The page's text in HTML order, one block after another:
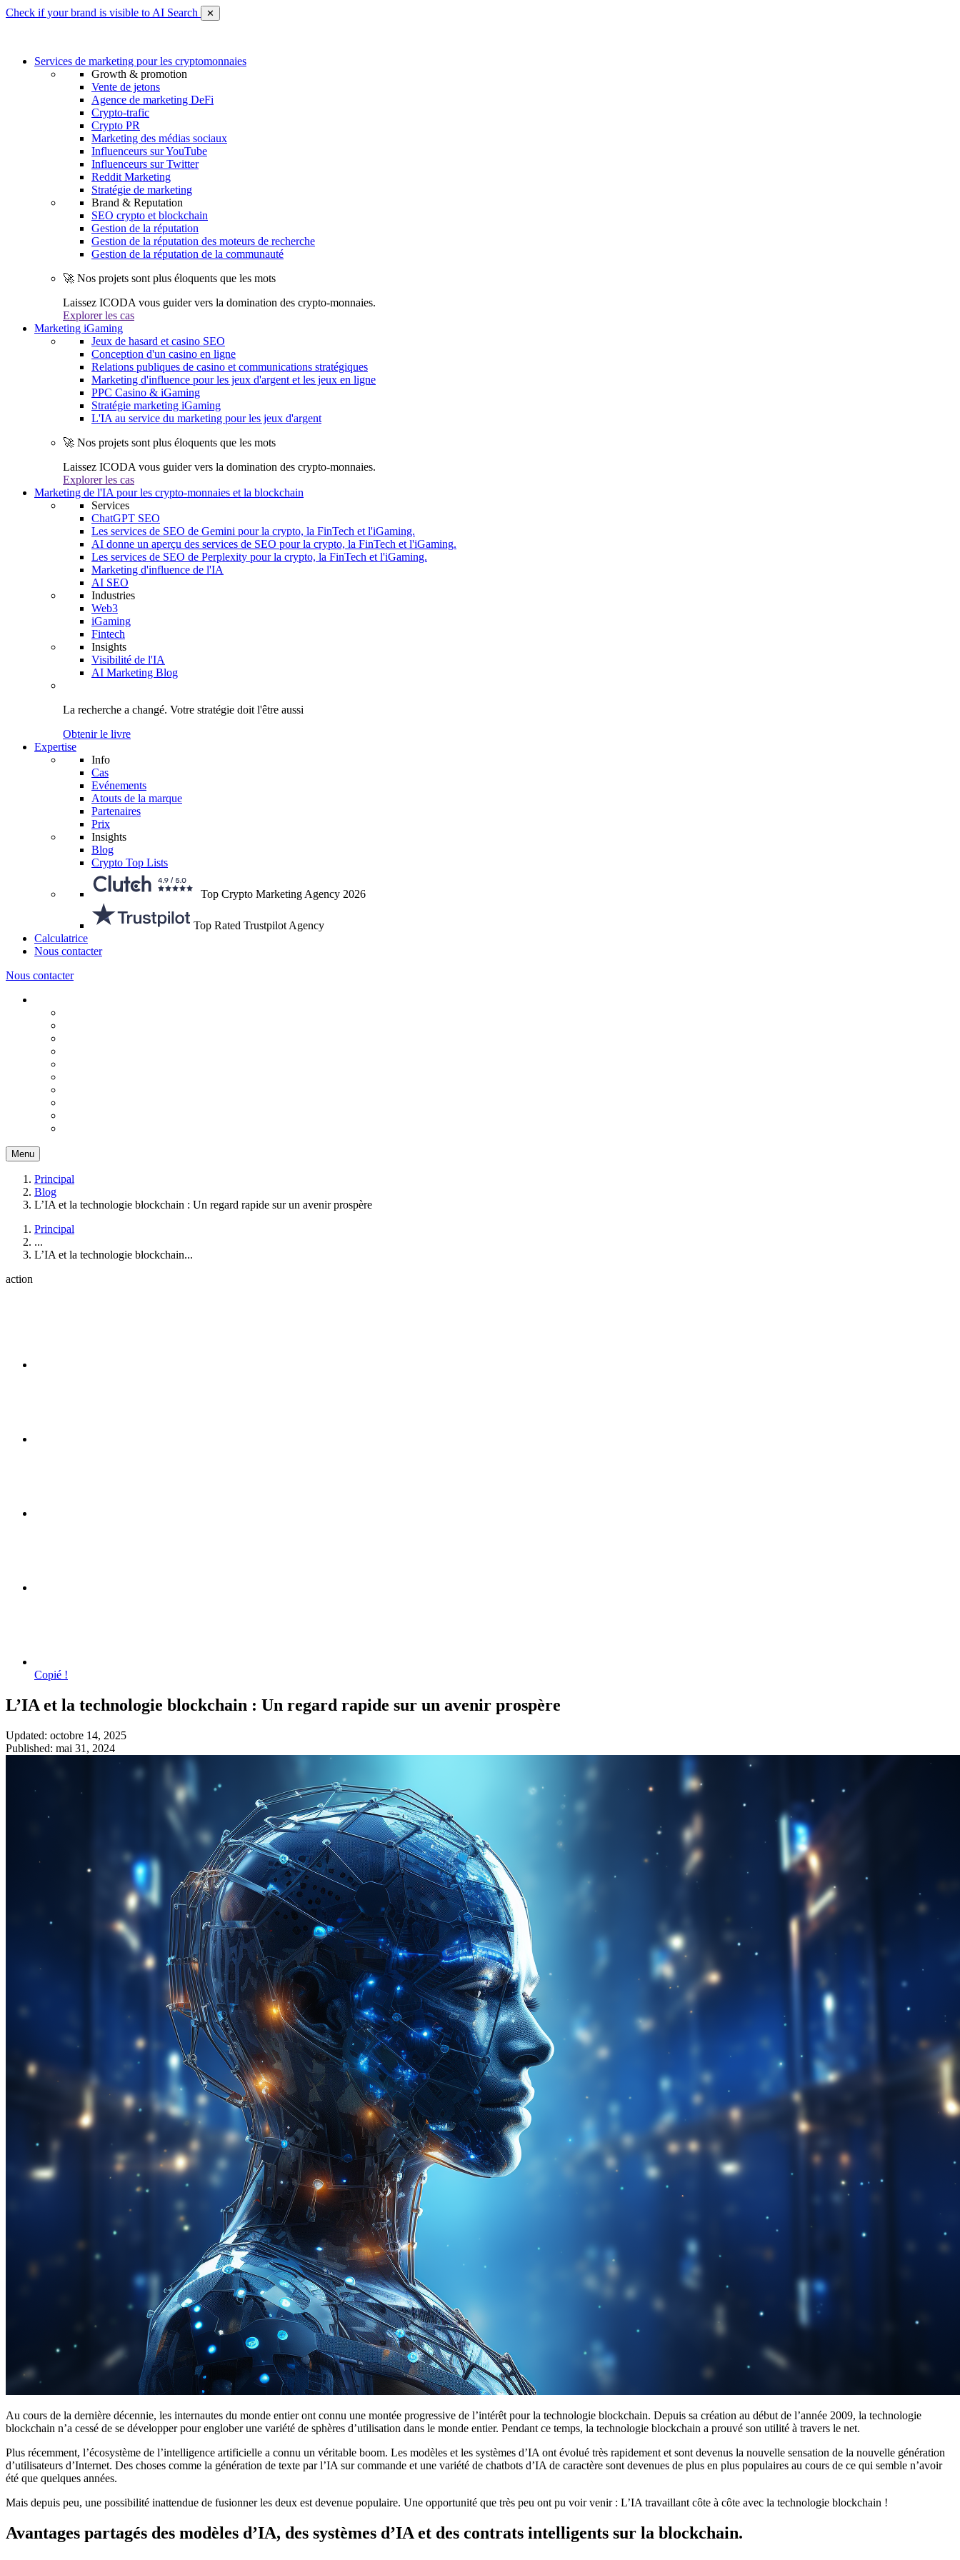
Check if your brand is visible to AI Search ✕
Services de marketing pour les cryptomonnaies
Growth & promotion
Vente de jetons
Agence de marketing DeFi
Crypto-trafic
Crypto PR
Marketing des médias sociaux
Influenceurs sur YouTube
Influenceurs sur Twitter
Reddit Marketing
Stratégie de marketing
Brand & Reputation
SEO crypto et blockchain
Gestion de la réputation
Gestion de la réputation des moteurs de recherche
Gestion de la réputation de la communauté
🚀 Nos projets sont plus éloquents que les mots
Laissez ICODA vous guider vers la domination des crypto-monnaies.
Explorer les cas
Marketing iGaming
Jeux de hasard et casino SEO
Conception d'un casino en ligne
Relations publiques de casino et communications stratégiques
Marketing d'influence pour les jeux d'argent et les jeux en ligne
PPC Casino & iGaming
Stratégie marketing iGaming
L'IA au service du marketing pour les jeux d'argent
🚀 Nos projets sont plus éloquents que les mots
Laissez ICODA vous guider vers la domination des crypto-monnaies.
Explorer les cas
Marketing de l'IA pour les crypto-monnaies et la blockchain
Services
ChatGPT SEO
Les services de SEO de Gemini pour la crypto, la FinTech et l'iGaming.
AI donne un aperçu des services de SEO pour la crypto, la FinTech et l'iGaming.
Les services de SEO de Perplexity pour la crypto, la FinTech et l'iGaming.
Marketing d'influence de l'IA
AI SEO
Industries
Web3
iGaming
Fintech
Insights
Visibilité de l'IA
AI Marketing Blog
La recherche a changé. Votre stratégie doit l'être aussi
Obtenir le livre
Expertise
Info
Cas
Evénements
Atouts de la marque
Partenaires
Prix
Insights
Blog
Crypto Top Lists
Top Crypto Marketing Agency 2026
Top Rated Trustpilot Agency
Calculatrice
Nous contacter
Nous contacter
Menu
Principal
Blog
L’IA et la technologie blockchain : Un regard rapide sur un avenir prospère
Principal
...
L’IA et la technologie blockchain...
action
Copié !
L’IA et la technologie blockchain : Un regard rapide sur un avenir prospère
Updated: octobre 14, 2025
Published: mai 31, 2024
Au cours de la dernière décennie, les internautes du monde entier ont connu une montée progressive de l’intérêt pour la technologie blockchain. Depuis sa création au début de l’année 2009, la technologie
blockchain n’a cessé de se développer pour englober une variété de sphères d’utilisation dans le monde entier. Pendant ce temps, la technologie blockchain a prouvé son utilité à travers le net.
Plus récemment, l’écosystème de l’intelligence artificielle a connu un véritable boom. Les modèles et les systèmes d’IA ont évolué très rapidement et sont devenus la nouvelle sensation de la nouvelle génération
d’utilisateurs d’Internet. Des choses comme la génération de texte par l’IA sur commande et une variété de chatbots d’IA de caractère sont devenues de plus en plus populaires au cours de ce qui semble n’avoir
été que quelques années.
Mais depuis peu, une possibilité inattendue de fusionner les deux est devenue populaire. Une opportunité que très peu ont pu voir venir : L’IA travaillant côte à côte avec la technologie blockchain !
Avantages partagés des modèles d’IA, des systèmes d’IA et des contrats intelligents sur la blockchain.